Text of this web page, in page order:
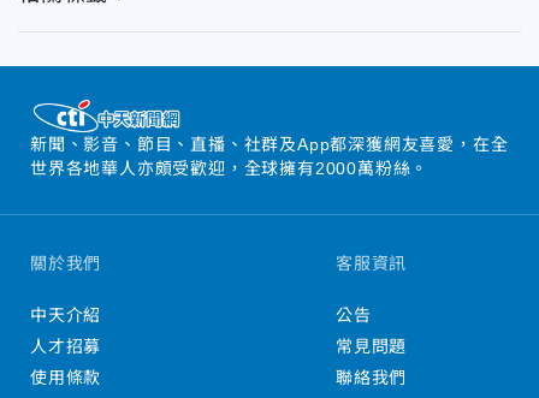
新聞、影音、節目、直播、社群及App都深獲網友喜愛，在全
世界各地華人亦頗受歡迎，全球擁有2000萬粉絲。
關於我們
中天介紹
人才招募
使用條款
客服資訊
公告
常見問題
聯絡我們